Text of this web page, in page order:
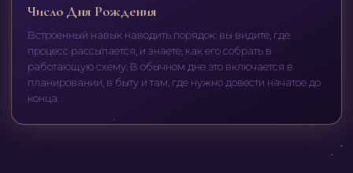
Число Дня Рождения
Встроенный навык наводить порядок: вы видите, где
процесс рассыпается, и знаете, как его собрать в
работающую схему. В обычном дне это включается в
планировании, в быту и там, где нужно довести начатое до
конца.